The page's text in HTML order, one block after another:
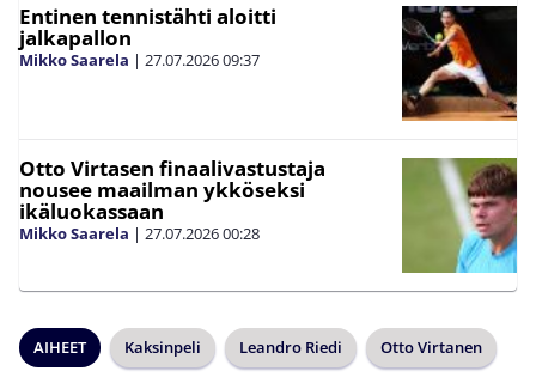
Entinen tennistähti aloitti
jalkapallon
Mikko Saarela | 27.07.202609:37
Otto Virtasen finaalivastustaja
nousee maailman ykköseksi
ikäluokassaan
Mikko Saarela | 27.07.202600:28
AIHEET Kaksinpeli Leandro Riedi Otto Virtanen